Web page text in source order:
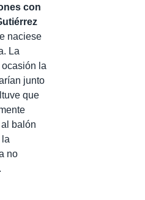
con
naciese
La
ocasión la
junto
que
al balón
la
no